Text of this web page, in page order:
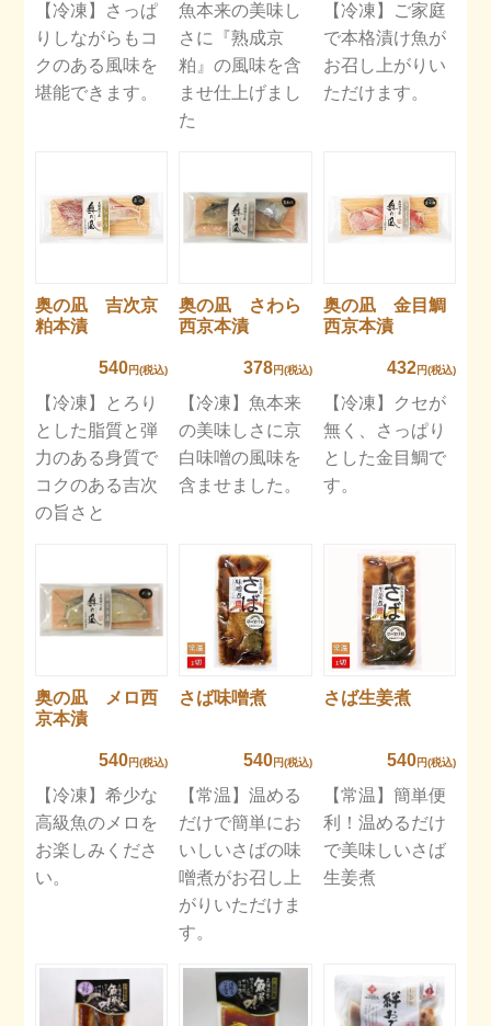
【冷凍】さっぱ
りしながらもコ
クのある風味を
堪能できます。
魚本来の美味し
さに『熟成京
粕』の風味を含
ませ仕上げまし
た
【冷凍】ご家庭
で本格漬け魚が
お召し上がりい
ただけます。
奥の凪 吉次京
粕本漬
540円(税込)
【冷凍】とろり
とした脂質と弾
力のある身質で
コクのある吉次
の旨さと
奥の凪 さわら
西京本漬
378円(税込)
【冷凍】魚本来
の美味しさに京
白味噌の風味を
含ませました。
奥の凪 金目鯛
西京本漬
432円(税込)
【冷凍】クセが
無く、さっぱり
とした金目鯛で
す。
奥の凪 メロ西
京本漬
540円(税込)
【冷凍】希少な
高級魚のメロを
お楽しみくださ
い。
さば味噌煮
540円(税込)
【常温】温める
だけで簡単にお
いしいさばの味
噌煮がお召し上
がりいただけま
す。
さば生姜煮
540円(税込)
【常温】簡単便
利！温めるだけ
で美味しいさば
生姜煮